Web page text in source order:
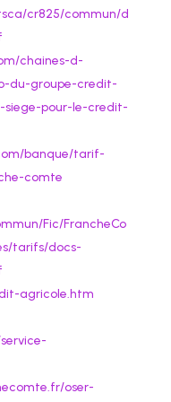
cr825/commun/d
chaines-d-
du-groupe-credit-
pour-le-credit-
banque/tarif-
comte
Fic/FrancheCo
tarifs/docs-
agricole.htm
oser-